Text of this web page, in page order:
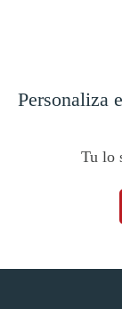
Personaliza
Tu lo